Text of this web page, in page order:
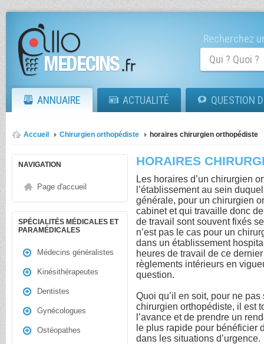
Recherchez
ANNUAIRE ACTUALITÉ QUESTION
Accueil Chirurgien orthopédiste horaires chirurgien orthopédiste
NAVIGATION
Page d'accueil
SPÉCIALITÉS MÉDICALES ET
PARAMÉDICALES
Médecins généralistes
Kinésithérapeutes
Dentistes
Gynécologues
Ostéopathes
HORAIRES
Les horaires d’un chirurgien
l’établissement au sein
générale, pour un chirurgien
cabinet et qui travaille donc
de travail sont souvent fixés
n’est pas le cas pour un
dans un établissement
heures de travail de ce
règlements intérieurs en
question.
Quoi qu’il en soit, pour ne
chirurgien orthopédiste, il est
l’avance et de prendre un
le plus rapide pour bénéficier
dans les situations d’urgence.